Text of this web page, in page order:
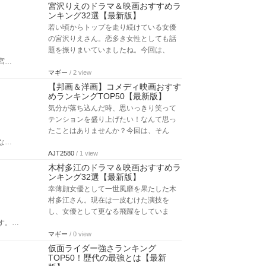
宮沢りえのドラマ＆映画おすすめラ
ンキング32選【最新版】
若い頃からトップを走り続けている女優
の宮沢りえさん。恋多き女性としても話
題を振りまいていましたね。今回は、
…
マギー / 2 view
【邦画＆洋画】コメディ映画おすす
めランキングTOP50【最新版】
気分が落ち込んだ時、思いっきり笑って
テンションを盛り上げたい！なんて思っ
たことはありませんか？今回は、そん
…
AJT2580 / 1 view
木村多江のドラマ＆映画おすすめラ
ンキング32選【最新版】
幸薄顔女優として一世風靡を果たした木
村多江さん。現在は一皮むけた演技を
し、女優として更なる飛躍をしていま
。…
マギー / 0 view
仮面ライダー強さランキング
TOP50！歴代の最強とは【最新